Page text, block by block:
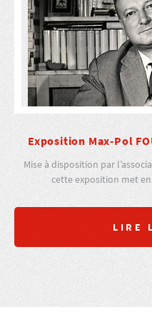
Exposition Max-Pol
Mise à disposition par
cette exposition met
LIRE